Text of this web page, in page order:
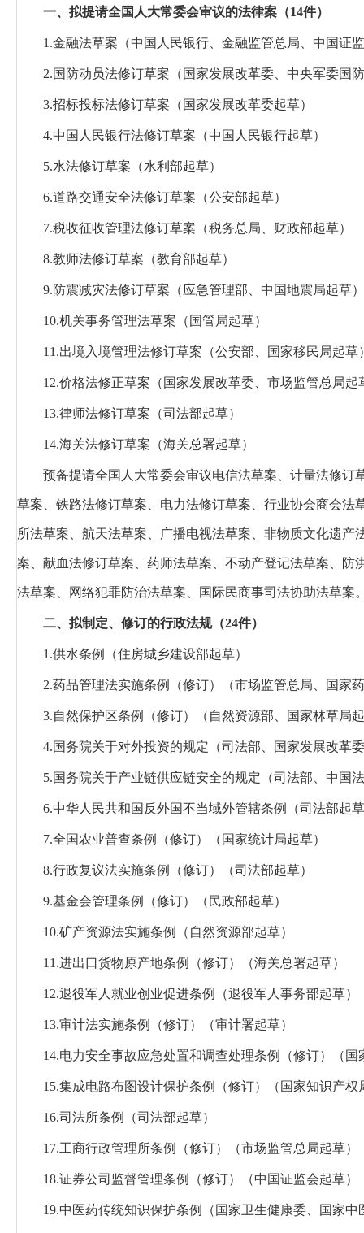
一、拟提请全国人大常委会审议的法律案（14件）
1.金融法草案 （中国人民银行、金融监管总局、中国证
2.国防动员法修订草案 （国家发展改革委、中央军委国
3.招标投标法修订草案 （国家发展改革委起草）
4.中国人民银行法修订草案 （中国人民银行起草）
5.水法修订草案 （水利部起草）
6.道路交通安全法修订草案 （公安部起草）
7.税收征收管理法修订草案 （税务总局、财政部起草）
8.教师法修订草案 （教育部起草）
9.防震减灾法修订草案 （应急管理部、中国地震局起草）
10.机关事务管理法草案 （国管局起草）
11.出境入境管理法修订草案 （公安部、国家移民局起草
12.价格法修正草案 （国家发展改革委、市场监管总局起
13.律师法修订草案 （司法部起草）
14.海关法修订草案 （海关总署起草）
预备提请全国人大常委会审议电信法草案、计量法修
草案、铁路法修订草案、电力法修订草案、行业协会商会
所法草案、航天法草案、广播电视法草案、非物质文化遗
案、献血法修订草案、药师法草案、不动产登记法草案、
法草案、网络犯罪防治法草案、国际民商事司法协助法草案
二、拟制定、修订的行政法规（24件）
1.供水条例 （住房城乡建设部起草）
2.药品管理法实施条例（修订） （市场监管总局、国家
3.自然保护区条例（修订） （自然资源部、国家林草局
4.国务院关于对外投资的规定 （司法部、国家发展改革
5.国务院关于产业链供应链安全的规定 （司法部、中国
6.中华人民共和国反外国不当域外管辖条例 （司法部起
7.全国农业普查条例（修订） （国家统计局起草）
8.行政复议法实施条例（修订） （司法部起草）
9.基金会管理条例（修订） （民政部起草）
10.矿产资源法实施条例 （自然资源部起草）
11.进出口货物原产地条例（修订） （海关总署起草）
12.退役军人就业创业促进条例 （退役军人事务部起草）
13.审计法实施条例（修订） （审计署起草）
14.电力安全事故应急处置和调查处理条例（修订） （
15.集成电路布图设计保护条例（修订） （国家知识产
16.司法所条例 （司法部起草）
17.工商行政管理所条例（修订） （市场监管总局起草）
18.证券公司监督管理条例（修订） （中国证监会起草）
19.中医药传统知识保护条例 （国家卫生健康委、国家